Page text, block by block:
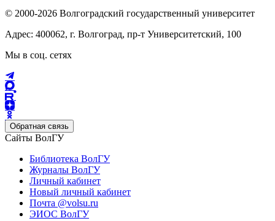
© 2000-2026 Волгоградский государственный университет
Адрес: 400062, г. Волгоград, пр-т Университетский, 100
Мы в соц. сетях
Обратная связь
Сайты ВолГУ
Библиотека ВолГУ
Журналы ВолГУ
Личный кабинет
Новый личный кабинет
Почта @volsu.ru
ЭИОС ВолГУ